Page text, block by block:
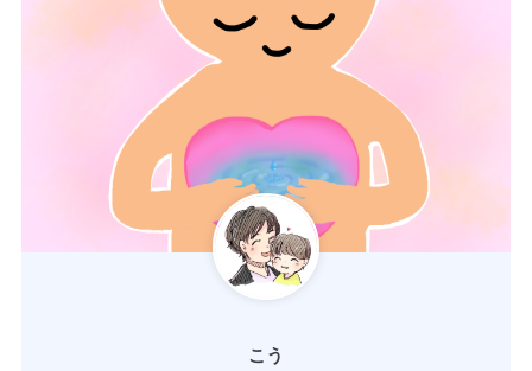
こう